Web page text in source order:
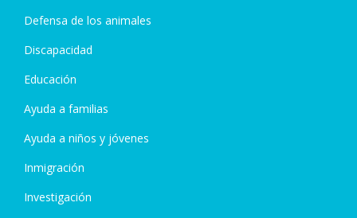
Defensa de los animales
Discapacidad
Educación
Ayuda a familias
Ayuda a niños y jóvenes
Inmigración
Investigación